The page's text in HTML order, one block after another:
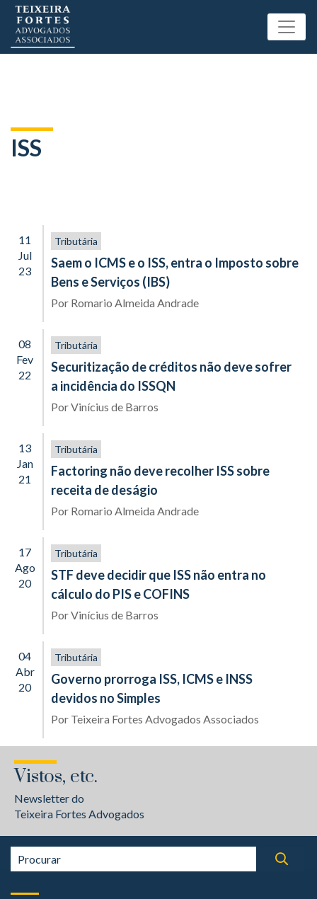
ISS
11
Jul
23
Tributária
Saem o ICMS e o ISS, entra o Imposto sobre
Bens e Serviços (IBS)
Por Romario Almeida Andrade
08
Fev
22
Tributária
Securitização de créditos não deve sofrer
a incidência do ISSQN
PorVinícius de Barros
13
Jan
21
Tributária
Factoring não deve recolher ISS sobre
receita de deságio
Por Romario Almeida Andrade
17
Ago
20
Tributária
STF deve decidir que ISS não entra no
cálculo do PIS e COFINS
PorVinícius de Barros
04
Abr
20
Tributária
Governo prorroga ISS, ICMS e INSS
devidos no Simples
Por Teixeira Fortes Advogados Associados
Vistos, etc.
Newsletter do
Teixeira Fortes Advogados